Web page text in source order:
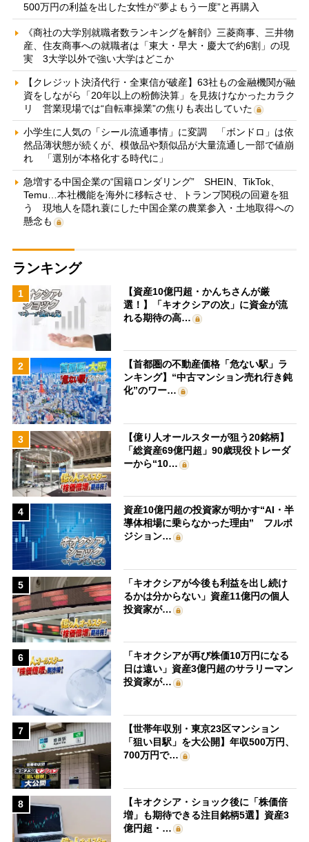
500万円の利益を出した女性が“夢よもう一度”と再購入
《商社の大学別就職者数ランキングを解剖》三菱商事、三井物
産、住友商事への就職者は「東大・早大・慶大で約6割」の現
実 3大学以外で強い大学はどこか
【クレジット決済代行・全東信が破産】63社もの金融機関が融
資をしながら「20年以上の粉飾決算」を見抜けなかったカラク
リ 営業現場では“自転車操業”の焦りも表出していた
小学生に人気の「シール流通事情」に変調 「ボンドロ」は依
然品薄状態が続くが、模倣品や類似品が大量流通し一部で値崩
れ 「選別が本格化する時代に」
急増する中国企業の“国籍ロンダリング” SHEIN、TikTok、
Temu…本社機能を海外に移転させ、トランプ関税の回避を狙
う 現地人を隠れ蓑にした中国企業の農業参入・土地取得への
懸念も
ランキング
1
【資産10億円超・かんちさんが厳
選！】「キオクシアの次」に資金が流
れる期待の高…
2
【首都圏の不動産価格「危ない駅」ラ
ンキング】“中古マンション売れ行き鈍
化”のワー…
3
【億り人オールスターが狙う20銘柄】
「総資産69億円超」90歳現役トレーダ
ーから“10…
4
資産10億円超の投資家が明かす“AI・半
導体相場に乗らなかった理由” フルポ
ジション…
5
「キオクシアが今後も利益を出し続け
るかは分からない」資産11億円の個人
投資家が…
6
「キオクシアが再び株価10万円になる
日は遠い」資産3億円超のサラリーマン
投資家が…
7
【世帯年収別・東京23区マンション
「狙い目駅」を大公開】年収500万円、
700万円で…
8
【キオクシア・ショック後に「株価倍
増」も期待できる注目銘柄5選】資産3
億円超・…